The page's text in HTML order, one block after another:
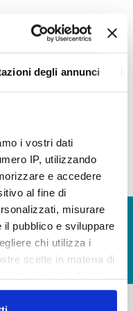
degli annunci
i vostri dati
IP, utilizzando
e accedere
al fine di
misurare
pubblico e sviluppare
chi utilizza i
scelte in materia di
È possibile
i bisogni, i
sul servizio idrico
le proprie
di migliorare
(visualizza
GLOSSARIO
IL SERVIZIO
CON NOI